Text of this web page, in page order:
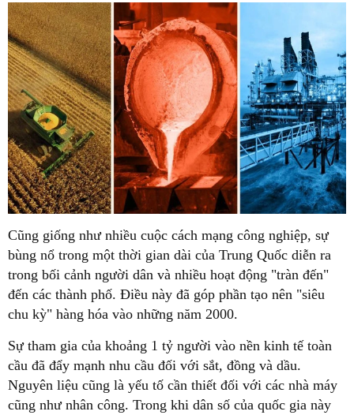
Cũng giống như nhiều cuộc cách mạng công nghiệp, sự
bùng nổ trong một thời gian dài của Trung Quốc diễn ra
trong bối cảnh người dân và nhiều hoạt động "tràn đến"
đến các thành phố. Điều này đã góp phần tạo nên "siêu
chu kỳ" hàng hóa vào những năm 2000.
Sự tham gia của khoảng 1 tỷ người vào nền kinh tế toàn
cầu đã đẩy mạnh nhu cầu đối với sắt, đồng và dầu.
Nguyên liệu cũng là yếu tố cần thiết đối với các nhà máy
cũng như nhân công. Trong khi dân số của quốc gia này